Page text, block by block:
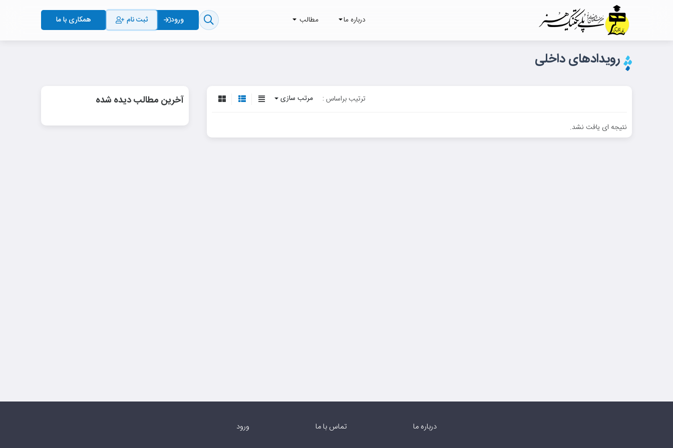
درباره ما مطالب ورود ثبت نام همکاری با ما
رویدادهای داخلی
ترتیب براساس : مرتب سازی
نتیجه ای یافت نشد.
آخرین مطالب دیده شده
درباره ما تماس با ما ورود